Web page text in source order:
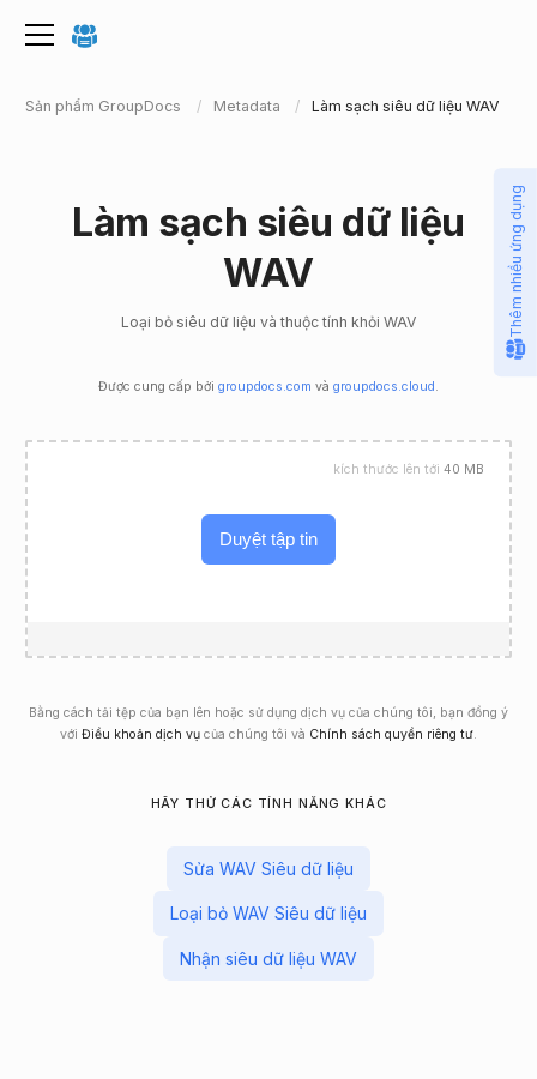
Sản phẩm GroupDocs Metadata Làm sạch siêu dữ liệu WAV
Làm sạch siêu dữ liệu
WAV
Loại bỏ siêu dữ liệu và thuộc tính khỏi WAV
Được cung cấp bởi groupdocs.com và groupdocs.cloud .
Duyệt tập tin
kích thước lên tới 40 MB
Bằng cách tải tệp của bạn lên hoặc sử dụng dịch vụ của chúng tôi, bạn đồng ý
với Điều khoản dịch vụ của chúng tôi và Chính sách quyền riêng tư.
HÃY THỬ CÁC TÍNH NĂNG KHÁC
Sửa WAV Siêu dữ liệu
Loại bỏ WAV Siêu dữ liệu
Nhận siêu dữ liệu WAV
Thêm nhiều ứng dụng